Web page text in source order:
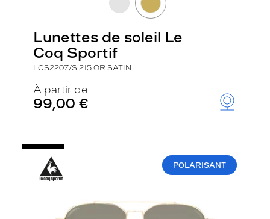
Lunettes de soleil Le
Coq Sportif
LCS2207/S 215 OR SATIN
À partir de
99,00 €
POLARISANT